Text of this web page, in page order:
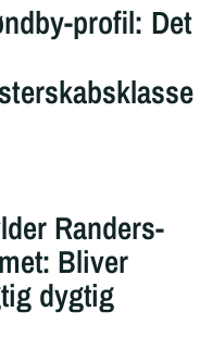
profil: Det
Randers-
Bliver
dygtig